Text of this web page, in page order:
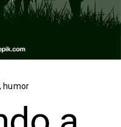
, humor